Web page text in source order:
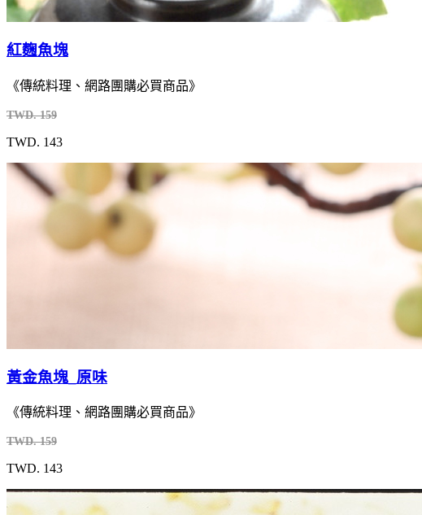
紅麴魚塊
《傳統料理、網路團購必買商品》
TWD. 159
TWD. 143
黃金魚塊_原味
《傳統料理、網路團購必買商品》
TWD. 159
TWD. 143